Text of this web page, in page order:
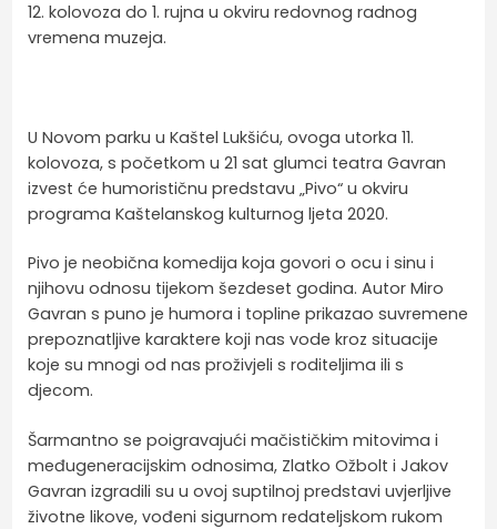
12. kolovoza do 1. rujna u okviru redovnog radnog
vremena muzeja.
U Novom parku u Kaštel Lukšiću, ovoga utorka 11.
kolovoza, s početkom u 21 sat glumci teatra Gavran
izvest će humorističnu predstavu „Pivo“ u okviru
programa Kaštelanskog kulturnog ljeta 2020.
Pivo je neobična komedija koja govori o ocu i sinu i
njihovu odnosu tijekom šezdeset godina. Autor Miro
Gavran s puno je humora i topline prikazao suvremene
prepoznatljive karaktere koji nas vode kroz situacije
koje su mnogi od nas proživjeli s roditeljima ili s
djecom.
Šarmantno se poigravajući mačističkim mitovima i
međugeneracijskim odnosima, Zlatko Ožbolt i Jakov
Gavran izgradili su u ovoj suptilnoj predstavi uvjerljive
životne likove, vođeni sigurnom redateljskom rukom